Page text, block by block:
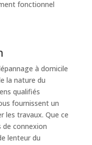
fonctionnel
à domicile
la nature du
qualifiés
fournissent un
les travaux. Que ce
de connexion
lenteur du